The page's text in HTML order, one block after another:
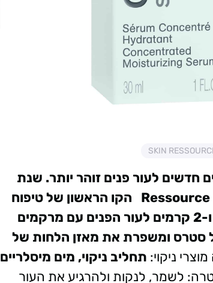
שנת
הקו הראשון של טיפוח
העור אשר כולל בתוכו: תחליב לחות, סרום מרוכז ו-2 קרמים לעור הפנים עם מרקמים
סטרס ומשפרת את מאזן הלחות של
תחליב ניקוי, מים מיסלריים
לשמר, לנקות ולהרגיע את העור